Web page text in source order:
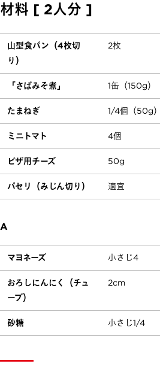
材料 [ 2人分 ]
山型食パン（4枚切
り）
2枚
「さばみそ煮」 1缶（150g）
たまねぎ 1/4個（50g）
ミニトマト 4個
ピザ用チーズ 50g
パセリ（みじん切り） 適宜
A
マヨネーズ 小さじ4
おろしにんにく（チュ
ーブ）
2cm
砂糖 小さじ1/4